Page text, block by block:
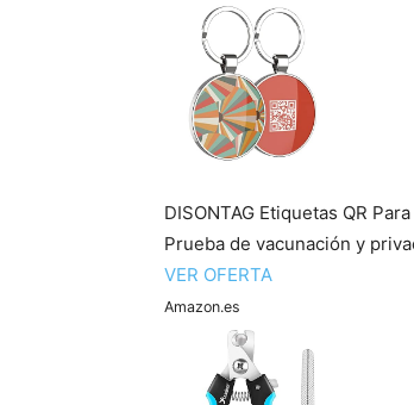
DISONTAG Etiquetas QR
Prueba de vacunación y
VER OFERTA
Amazon.es